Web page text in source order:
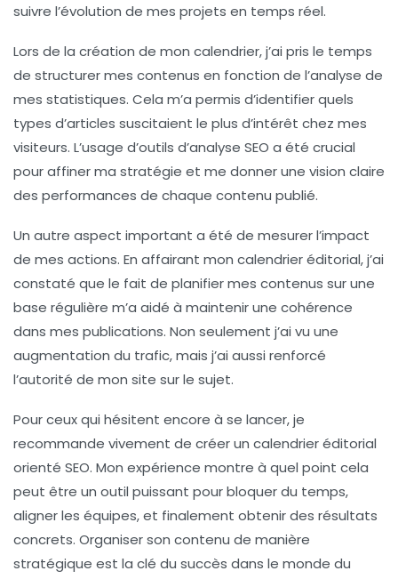
suivre l’évolution de mes projets en temps réel.
Lors de la création de mon calendrier, j’ai pris le temps
de structurer mes contenus en fonction de l’analyse de
mes statistiques. Cela m’a permis d’identifier quels
types d’articles suscitaient le plus d’intérêt chez mes
visiteurs. L’usage d’outils d’analyse SEO a été crucial
pour affiner ma stratégie et me donner une vision claire
des performances de chaque contenu publié.
Un autre aspect important a été de mesurer l’impact
de mes actions. En affairant mon calendrier éditorial, j’ai
constaté que le fait de planifier mes contenus sur une
base régulière m’a aidé à maintenir une cohérence
dans mes publications. Non seulement j’ai vu une
augmentation du trafic, mais j’ai aussi renforcé
l’autorité de mon site sur le sujet.
Pour ceux qui hésitent encore à se lancer, je
recommande vivement de créer un calendrier éditorial
orienté SEO. Mon expérience montre à quel point cela
peut être un outil puissant pour bloquer du temps,
aligner les équipes, et finalement obtenir des résultats
concrets. Organiser son contenu de manière
stratégique est la clé du succès dans le monde du